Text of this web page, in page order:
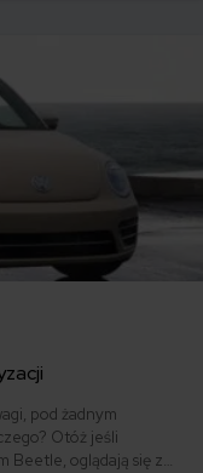
pod żadnym
Otóż jeśli
Beetle, oglądają się za